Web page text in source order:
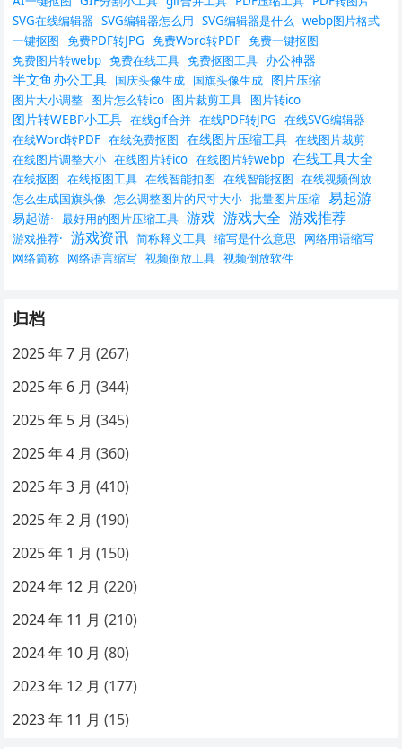
SVG在线编辑器 SVG编辑器怎么用 SVG编辑器是什么 webp图片格式
一键抠图 免费PDF转JPG 免费Word转PDF 免费一键抠图
免费图片转webp 免费在线工具 免费抠图工具 办公神器
半文鱼办公工具 国庆头像生成 国旗头像生成 图片压缩
图片大小调整 图片怎么转ico 图片裁剪工具 图片转ico
图片转WEBP小工具 在线gif合并 在线PDF转JPG 在线SVG编辑器
在线Word转PDF 在线免费抠图 在线图片压缩工具 在线图片裁剪
在线图片调整大小 在线图片转ico 在线图片转webp 在线工具大全
在线抠图 在线抠图工具 在线智能扣图 在线智能抠图 在线视频倒放
怎么生成国旗头像 怎么调整图片的尺寸大小 批量图片压缩 易起游
易起游· 最好用的图片压缩工具 游戏 游戏大全 游戏推荐
游戏推荐· 游戏资讯 简称释义工具 缩写是什么意思
网络用语缩写
网络简称 网络语言缩写 视频倒放工具 视频倒放软件
归档
2025 年 7 月 (267)
2025 年 6 月 (344)
2025 年 5 月 (345)
2025 年 4 月 (360)
2025 年 3 月 (410)
2025 年 2 月 (190)
2025 年 1 月 (150)
2024 年 12 月 (220)
2024 年 11 月 (210)
2024 年 10 月 (80)
2023 年 12 月 (177)
2023 年 11 月 (15)